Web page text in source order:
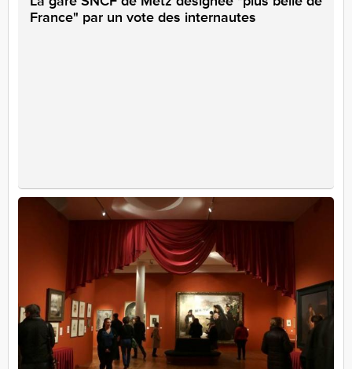
France" par un vote des internautes